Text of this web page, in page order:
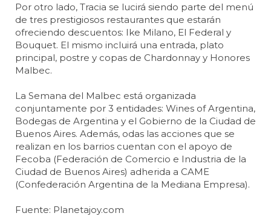
Por otro lado, Tracia se lucirá siendo parte del menú
de tres prestigiosos restaurantes que estarán
ofreciendo descuentos: Ike Milano, El Federal y
Bouquet. El mismo incluirá una entrada, plato
principal, postre y copas de Chardonnay y Honores
Malbec.
La Semana del Malbec está organizada
conjuntamente por 3 entidades: Wines of Argentina,
Bodegas de Argentina y el Gobierno de la Ciudad de
Buenos Aires. Además, odas las acciones que se
realizan en los barrios cuentan con el apoyo de
Fecoba (Federación de Comercio e Industria de la
Ciudad de Buenos Aires) adherida a CAME
(Confederación Argentina de la Mediana Empresa).
Fuente: Planetajoy.com